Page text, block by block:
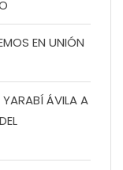
EN UNIÓN
YARABÍ ÁVILA A